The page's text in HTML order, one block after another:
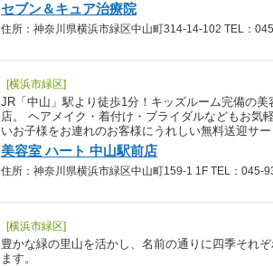
セブン＆キュア治療院
住所：神奈川県横浜市緑区中山町314-14-102 TEL：
[横浜市緑区]
JR「中山」駅より徒歩1分！キッズルーム完備の
店。 ヘアメイク・着付け・ブライダルなどもお気
いお子様をお連れのお客様にうれしい無料送迎サ
美容室 ハート 中山駅前店
住所：神奈川県横浜市緑区中山町159-1 1F TEL：045-
[横浜市緑区]
豊かな緑の里山を活かし、名前の通りに四季それ
ます。